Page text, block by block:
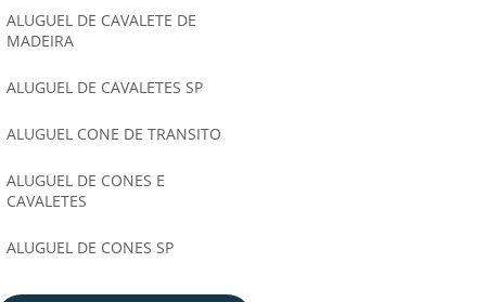
ALUGUEL DE CAVALETE DE
MADEIRA
ALUGUEL DE CAVALETES SP
ALUGUEL CONE DE TRANSITO
ALUGUEL DE CONES E
CAVALETES
ALUGUEL DE CONES SP
ALUGUEL DE GRADE DE